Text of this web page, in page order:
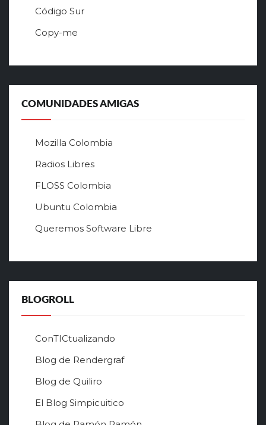
о
и
л
ь
й
а
т
л
ч
о
в
о
л
й
н
Código Sur
Copy-me
COMUNIDADES AMIGAS
Mozilla Colombia
Radios Libres
FLOSS Colombia
Ubuntu Colombia
Queremos Software Libre
BLOGROLL
ConTICtualizando
Blog de Rendergraf
Blog de Quiliro
El Blog Simpicuitico